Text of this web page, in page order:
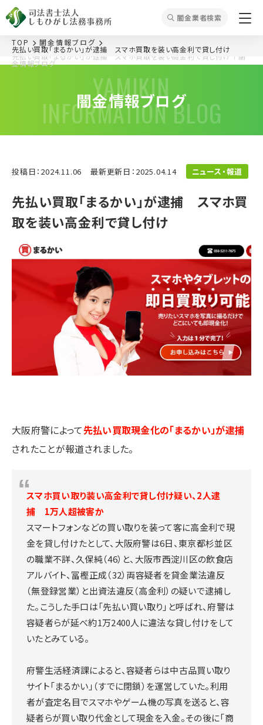
闇⾦業者検索
YAMIKIN
INFORMATION BLOG
闇金情報ブログ
先払い買取「まるかい」が逮捕 スマホ買取を装い高金利で貸し付け ｜闇
金情報ブログ
TOP 闇金情報ブログ
先払い買取「まるかい」が逮捕 スマホ買取を装い高金利で貸し付け
投稿日：2024.11.06 最新更新日：2025.04.14 ニュース・報道
先払い買取「まるかい」が逮捕 スマホ買
取を装い高金利で貸し付け
大阪府警によって先払い買取現金化の「まるかい」が逮捕
されたことが報道されました。
スマホ買い取り装い高金利で貸し付け疑い、2人逮
捕 1万人超被害か
スマートフォンなどの買い取りを装って客に高金利で現
金を貸し付けたとして、大阪府警は6日、東京都杉並区
の職業不詳、久保純（46）と、大阪市西淀川区の飲食店
アルバイト、冨樫正成（32）両容疑者を貸金業法違反
（無登録営業）と出資法違反（高金利）の疑いで逮捕し
た。こうした手口は「先払い買い取り」と呼ばれ、府警は
容疑者らが延べ約1万2400人に違法な貸し付けをして
いたとみている。
府警生活経済課によると、容疑者らは中古品買い取り
サイト「まるかい」（すでに閉鎖）を運営していた。利用
者が査定名目でスマホやゲーム機の写真を送ると、容
疑者らが買い取り代金として現金を入金。その後に「商